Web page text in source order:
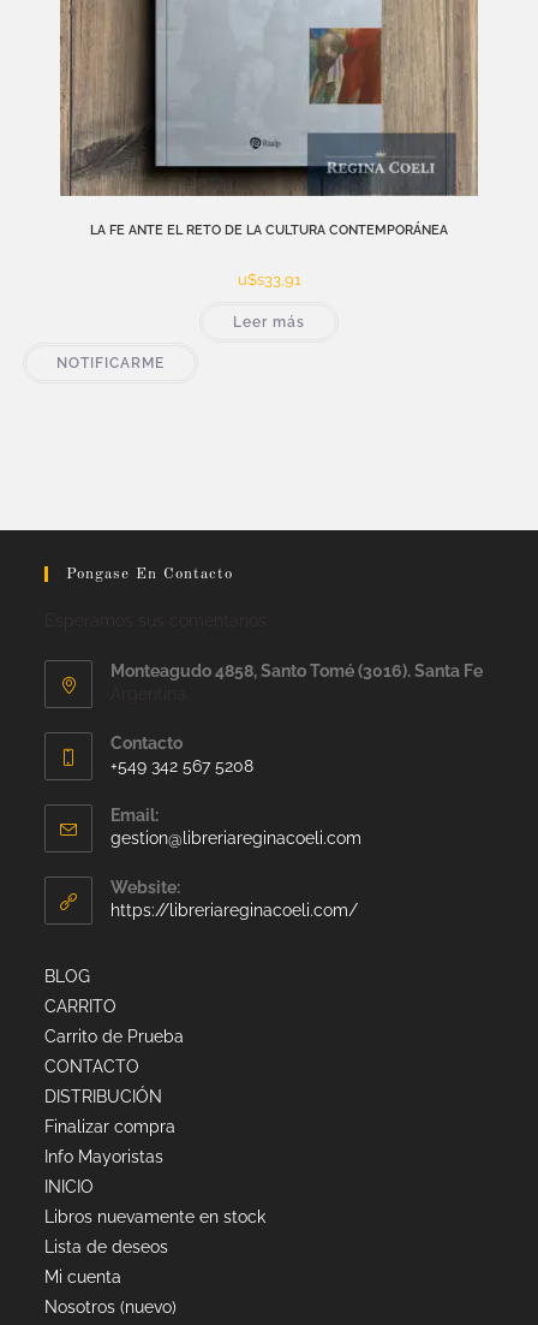
LA FE ANTE EL RETO DE LA CULTURA CONTEMPORÁNEA
u$s33,91
Leer más
NOTIFICARME
Pongase En Contacto
Monteagudo 4858, Santo Tomé (3016). Santa Fe
Contacto
+549 342 567 5208
Email:
gestion@libreriareginacoeli.com
Website:
https://libreriareginacoeli.com/
BLOG
CARRITO
Carrito de Prueba
CONTACTO
DISTRIBUCIÓN
Finalizar compra
Info Mayoristas
INICIO
Libros nuevamente en stock
Lista de deseos
Mi cuenta
Nosotros (nuevo)